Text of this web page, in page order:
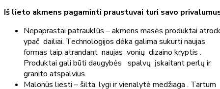
Iš lieto akmens pagaminti praustuvai turi savo
Nepaprastai patrauklūs – akmens masės produktai
ypač dailiai. Technologijos dėka galima sukurti naujas
formas taip atrandant naujas vonių dizaino kryptis .
Produktai gali būti daugybės spalvų įskaitant perlų ir
granito atspalvius.
Malonūs liesti – šilta, lygi ir vienalytė medžiaga . Tartum